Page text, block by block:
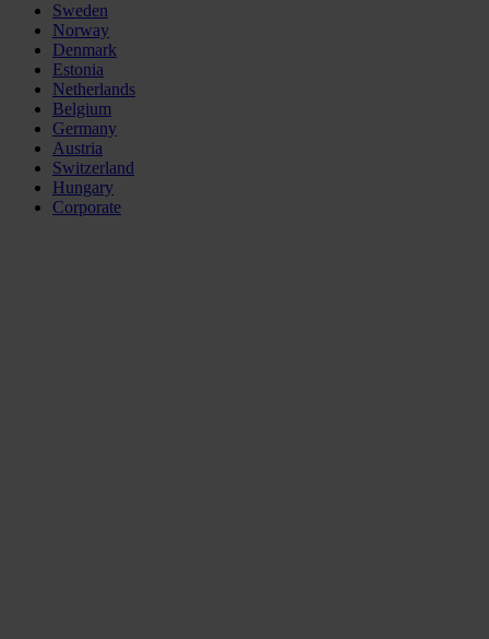
Sweden
Norway
Denmark
Estonia
Netherlands
Belgium
Germany
Austria
Switzerland
Hungary
Corporate